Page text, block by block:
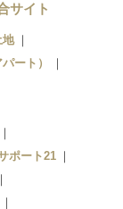
サイト
地
ート）
ポート21